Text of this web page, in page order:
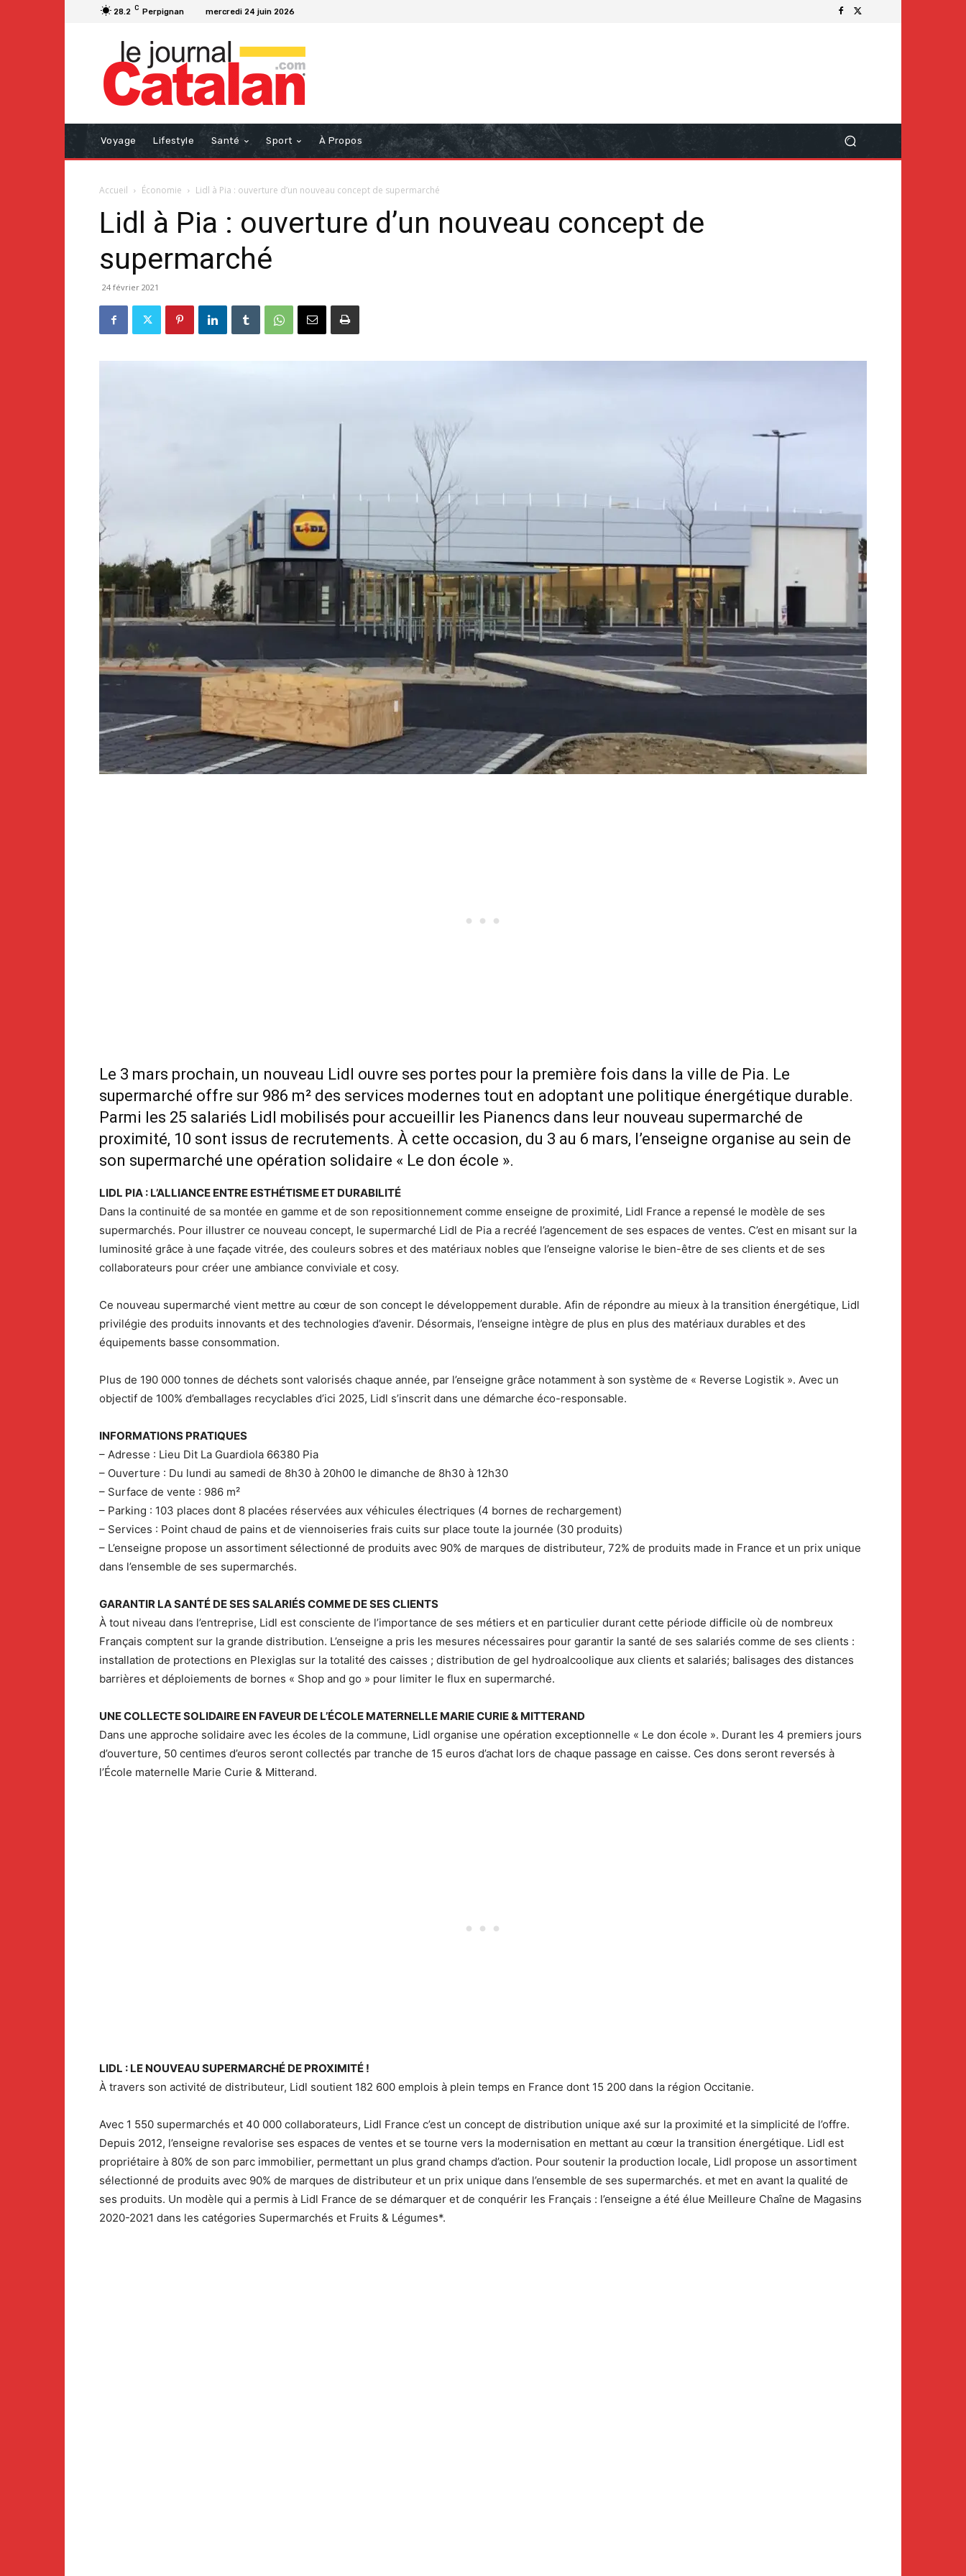
28.2 C Perpignan mercredi 24 juin 2026
Voyage Lifestyle Santé Sport À Propos
Accueil Économie Lidl à Pia : ouverture d’un nouveau concept de supermarché
Lidl à Pia : ouverture d’un nouveau concept de
supermarché
24 février 2021
Le 3 mars prochain, un nouveau Lidl ouvre ses portes pour la première fois dans la ville de Pia. Le
supermarché offre sur 986 m² des services modernes tout en adoptant une politique énergétique durable.
Parmi les 25 salariés Lidl mobilisés pour accueillir les Pianencs dans leur nouveau supermarché de
proximité, 10 sont issus de recrutements. À cette occasion, du 3 au 6 mars, l’enseigne organise au sein de
son supermarché une opération solidaire « Le don école ».
LIDL PIA : L’ALLIANCE ENTRE ESTHÉTISME ET DURABILITÉ
Dans la continuité de sa montée en gamme et de son repositionnement comme enseigne de proximité, Lidl France a repensé le modèle de ses
supermarchés. Pour illustrer ce nouveau concept, le supermarché Lidl de Pia a recréé l’agencement de ses espaces de ventes. C’est en misant sur la
luminosité grâce à une façade vitrée, des couleurs sobres et des matériaux nobles que l’enseigne valorise le bien-être de ses clients et de ses
collaborateurs pour créer une ambiance conviviale et cosy.
Ce nouveau supermarché vient mettre au cœur de son concept le développement durable. Afin de répondre au mieux à la transition énergétique, Lidl
privilégie des produits innovants et des technologies d’avenir. Désormais, l’enseigne intègre de plus en plus des matériaux durables et des
équipements basse consommation.
Plus de 190 000 tonnes de déchets sont valorisés chaque année, par l’enseigne grâce notamment à son système de « Reverse Logistik ». Avec un
objectif de 100% d’emballages recyclables d’ici 2025, Lidl s’inscrit dans une démarche éco-responsable.
INFORMATIONS PRATIQUES
– Adresse : Lieu Dit La Guardiola 66380 Pia
– Ouverture : Du lundi au samedi de 8h30 à 20h00 le dimanche de 8h30 à 12h30
– Surface de vente : 986 m²
– Parking : 103 places dont 8 placées réservées aux véhicules électriques (4 bornes de rechargement)
– Services : Point chaud de pains et de viennoiseries frais cuits sur place toute la journée (30 produits)
– L’enseigne propose un assortiment sélectionné de produits avec 90% de marques de distributeur, 72% de produits made in France et un prix unique
dans l’ensemble de ses supermarchés.
GARANTIR LA SANTÉ DE SES SALARIÉS COMME DE SES CLIENTS
À tout niveau dans l’entreprise, Lidl est consciente de l’importance de ses métiers et en particulier durant cette période difficile où de nombreux
Français comptent sur la grande distribution. L’enseigne a pris les mesures nécessaires pour garantir la santé de ses salariés comme de ses clients :
installation de protections en Plexiglas sur la totalité des caisses ; distribution de gel hydroalcoolique aux clients et salariés; balisages des distances
barrières et déploiements de bornes « Shop and go » pour limiter le flux en supermarché.
UNE COLLECTE SOLIDAIRE EN FAVEUR DE L’ÉCOLE MATERNELLE MARIE CURIE & MITTERAND
Dans une approche solidaire avec les écoles de la commune, Lidl organise une opération exceptionnelle « Le don école ». Durant les 4 premiers jours
d’ouverture, 50 centimes d’euros seront collectés par tranche de 15 euros d’achat lors de chaque passage en caisse. Ces dons seront reversés à
l’École maternelle Marie Curie & Mitterand.
LIDL : LE NOUVEAU SUPERMARCHÉ DE PROXIMITÉ !
À travers son activité de distributeur, Lidl soutient 182 600 emplois à plein temps en France dont 15 200 dans la région Occitanie.
Avec 1 550 supermarchés et 40 000 collaborateurs, Lidl France c’est un concept de distribution unique axé sur la proximité et la simplicité de l’offre.
Depuis 2012, l’enseigne revalorise ses espaces de ventes et se tourne vers la modernisation en mettant au cœur la transition énergétique. Lidl est
propriétaire à 80% de son parc immobilier, permettant un plus grand champs d’action. Pour soutenir la production locale, Lidl propose un assortiment
sélectionné de produits avec 90% de marques de distributeur et un prix unique dans l’ensemble de ses supermarchés. et met en avant la qualité de
ses produits. Un modèle qui a permis à Lidl France de se démarquer et de conquérir les Français : l’enseigne a été élue Meilleure Chaîne de Magasins
2020-2021 dans les catégories Supermarchés et Fruits & Légumes*.